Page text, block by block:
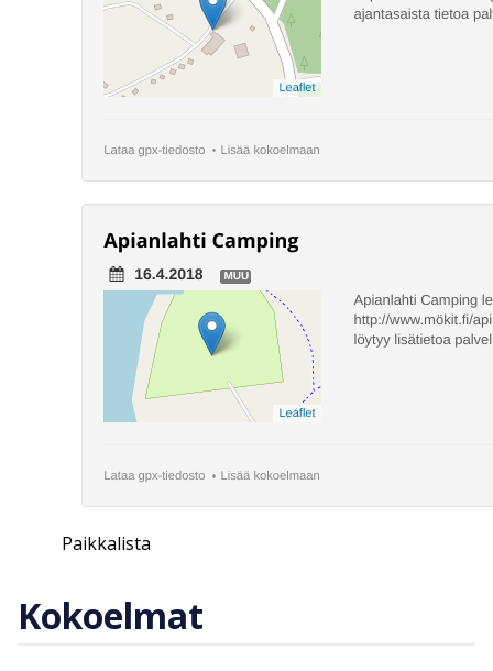
Paikkalista
Kokoelmat